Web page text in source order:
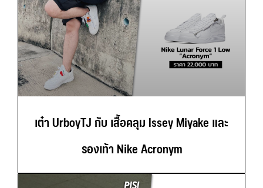
เต๋า UrboyTJ กับ เสื้อคลุม Issey Miyake และ
รองเท้า Nike Acronym